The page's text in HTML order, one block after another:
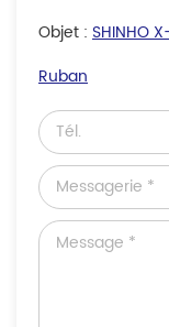
Objet : SHINHO
Ruban